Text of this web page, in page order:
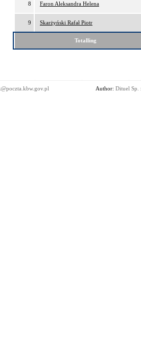
8 Faron Aleksandra Helena
9 Skarżyński Rafał Piotr
Totalling
Author: Dituel Sp.